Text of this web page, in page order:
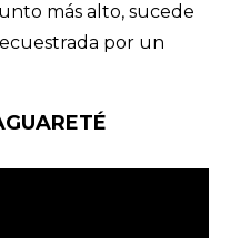
más alto, sucede
por un